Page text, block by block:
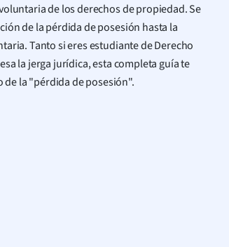
de los derechos de propiedad. Se
de la pérdida de posesión hasta la
Tanto si eres estudiante de Derecho
la jerga jurídica, esta completa guía te
la "pérdida de posesión".